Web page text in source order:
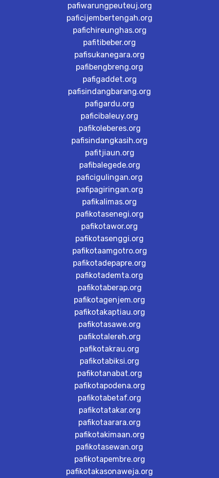
pafiwarungpeuteuj.org
paficijembertengah.org
pafichireunghas.org
pafitibeber.org
pafisukanegara.org
pafibengbreng.org
pafigaddet.org
pafisindangbarang.org
pafigardu.org
paficibaleuy.org
pafikoleberes.org
pafisindangkasih.org
pafitjiaun.org
pafibalegede.org
paficigulingan.org
pafipagiringan.org
pafikalimas.org
pafikotasenegi.org
pafikotawor.org
pafikotasenggi.org
pafikotaamgotro.org
pafikotadepapre.org
pafikotademta.org
pafikotaberap.org
pafikotagenjem.org
pafikotakaptiau.org
pafikotasawe.org
pafikotalereh.org
pafikotakrau.org
pafikotabiksi.org
pafikotanabat.org
pafikotapodena.org
pafikotabetaf.org
pafikotatakar.org
pafikotaarara.org
pafikotakimaan.org
pafikotasewan.org
pafikotapembre.org
pafikotakasonaweja.org